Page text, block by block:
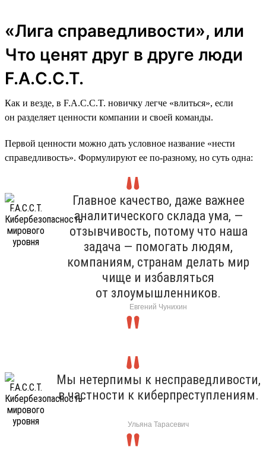
«Лига справедливости», или
Что ценят друг в друге люди
F.A.C.C.T.
Как и везде, в F.A.C.C.T. новичку легче «влиться», если
он разделяет ценности компании и своей команды.
Первой ценности можно дать условное название «нести
справедливость». Формулируют ее по-разному, но суть одна:
Главное качество, даже важнее
аналитического склада ума, —
отзывчивость, потому что наша
задача — помогать людям,
компаниям, странам делать мир
чище и избавляться
от злоумышленников.
Евгений Чунихин
Мы нетерпимы к несправедливости,
в частности к киберпреступлениям.
Ульяна Тарасевич